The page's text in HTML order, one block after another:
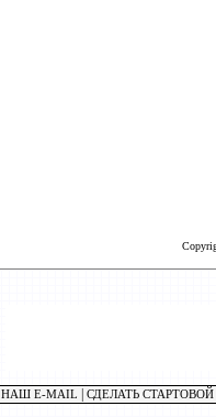
НАШ E-MAIL СДЕЛАТЬ СТАРТОВОЙ